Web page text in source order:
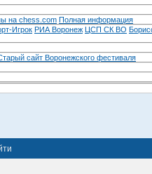
на chess.com Полная информация
Игрок РИА Воронеж ЦСП СК ВО
сайт Воронежского фестиваля